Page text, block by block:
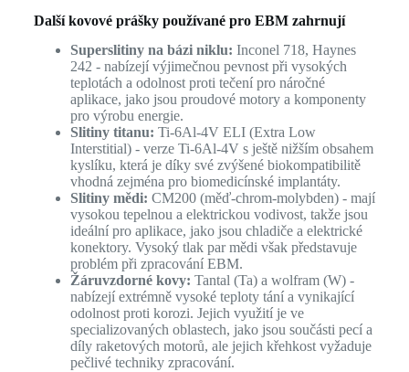
Další kovové prášky používané pro EBM zahrnují
Superslitiny na bázi niklu: Inconel 718, Haynes
242 - nabízejí výjimečnou pevnost při vysokých
teplotách a odolnost proti tečení pro náročné
aplikace, jako jsou proudové motory a komponenty
pro výrobu energie.
Slitiny titanu: Ti-6Al-4V ELI (Extra Low
Interstitial) - verze Ti-6Al-4V s ještě nižším obsahem
kyslíku, která je díky své zvýšené biokompatibilitě
vhodná zejména pro biomedicínské implantáty.
Slitiny mědi: CM200 (měď-chrom-molybden) - mají
vysokou tepelnou a elektrickou vodivost, takže jsou
ideální pro aplikace, jako jsou chladiče a elektrické
konektory. Vysoký tlak par mědi však představuje
problém při zpracování EBM.
Žáruvzdorné kovy: Tantal (Ta) a wolfram (W) -
nabízejí extrémně vysoké teploty tání a vynikající
odolnost proti korozi. Jejich využití je ve
specializovaných oblastech, jako jsou součásti pecí a
díly raketových motorů, ale jejich křehkost vyžaduje
pečlivé techniky zpracování.